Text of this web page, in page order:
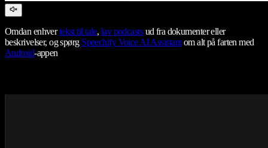
Omdan enhvertekst til tale, lav podcastsud fra dokumenter eller
beskrivelser, og spørg Speechify Voice AI Assistantom alt på farten med
Android-appen